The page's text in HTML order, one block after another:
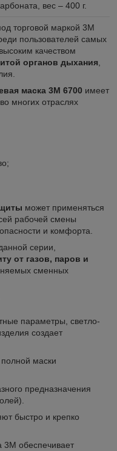
вес – 400 г.
торговой маркой 3М
пользователей самых
качеством
органов дыхания,
маска 3М 6700 имеет
многих отраслях
может применяться
рабочей смены
и комфорта.
серии,
от газов, паров и
сменных
параметры, светло-
создает
маски
предназначения
быстро и крепко
3М обеспечивает